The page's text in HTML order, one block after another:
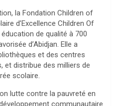
la Fondation Children of
d’Excellence Children Of
de qualité à 700
d’Abidjan. Elle a
et des centres
et distribue des milliers de
scolaire.
lutte contre la pauvreté en
communautaire